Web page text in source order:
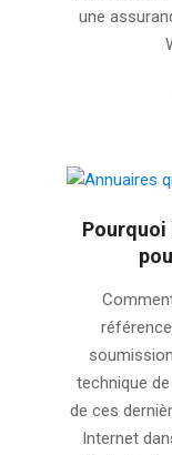
une
Pourquoi
technique
de ces
Internet